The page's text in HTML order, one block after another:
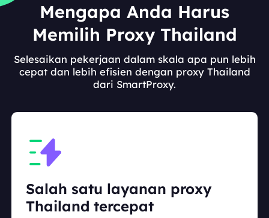
Mengapa Anda Harus
Memilih Proxy Thailand
Selesaikan pekerjaan dalam skala apa pun lebih
cepat dan lebih efisien dengan proxy Thailand
dari SmartProxy.
Salah satu layanan proxy
Thailand tercepat